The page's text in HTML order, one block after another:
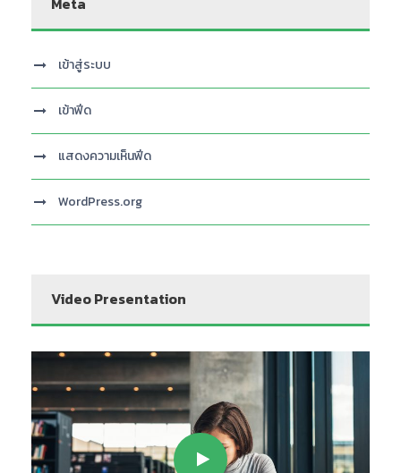
เข้าสู่ระบบ
เข้าฟีด
แสดงความเห็นฟีด
WordPress.org
Video Presentation